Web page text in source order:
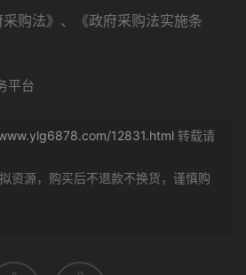
购法》、《政府采购法实施条
平台
12831.html 转载请
资源，购买后不退款不换货，谨慎购